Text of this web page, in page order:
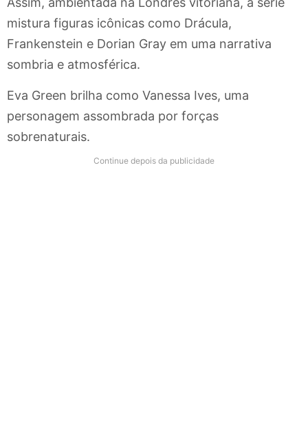
mistura figuras icônicas como Drácula,
Frankenstein e Dorian Gray em uma narrativa
sombria e atmosférica.
Eva Green brilha como Vanessa Ives, uma
personagem assombrada por forças
sobrenaturais.
Continue depois da publicidade